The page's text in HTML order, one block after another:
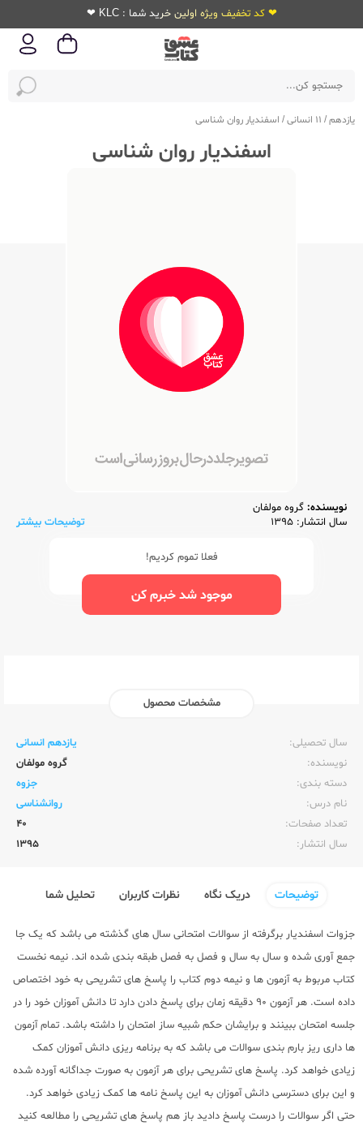
❤ کد تخفیف ویژه اولین خرید شما : KLC ❤
یازدهم/ 11 انسانی / اسفندیار روان شناسی
اسفندیار روان شناسی
نویسنده: گروه مولفان
سال انتشار: 1395
توضیحات بیشتر
فعلا تموم کردیم!
موجود شد خبرم کن
مشخصات محصول
سال تحصیلی:‌
یازدهم انسانی
نویسنده:‌
گروه مولفان
دسته بندی:
جزوه
نام درس:
روانشناسی
تعداد صفحات:‌
40
سال انتشار:‌
1395
توضیحات دریک نگاه نظرات کاربران تحلیل شما
جزوات اسفندیار برگرفته از سوالات امتحانی سال های گذشته می باشد که یک جا
جمع آوری شده و سال به سال و فصل به فصل طبقه بندی شده اند. نیمه نخست
کتاب مربوط به آزمون ها و نیمه دوم کتاب را پاسخ های تشریحی به خود اختصاص
داده است. هر آزمون 90 دقیقه زمان برای پاسخ دادن دارد تا دانش آموزان خود را در
جلسه امتحان ببینند و برایشان حکم شبیه ساز امتحان را داشته باشد. تمام آزمون
ها داری ریز بارم بندی سوالات می باشد که به برنامه ریزی دانش آموزان کمک
زیادی خواهد کرد. پاسخ های تشریحی برای هر آزمون به صورت جداگانه آورده شده
و این برای دسترسی دانش آموزان به این پاسخ نامه ها کمک زیادی خواهد کرد.
حتی اگر سوالات را درست پاسخ دادید باز هم پاسخ های تشریحی را مطالعه کنید